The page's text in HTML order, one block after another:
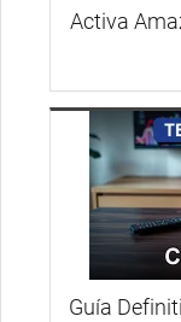
Activa
Guía